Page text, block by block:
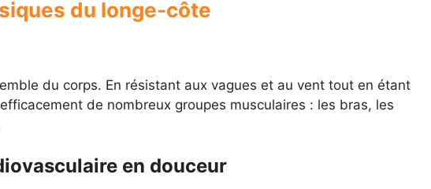
du longe-côte
du corps. En résistant aux vagues et au vent tout en étant
de nombreux groupes musculaires : les bras, les
en douceur